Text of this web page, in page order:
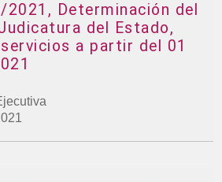
Determinación del
del Estado,
a partir del 01